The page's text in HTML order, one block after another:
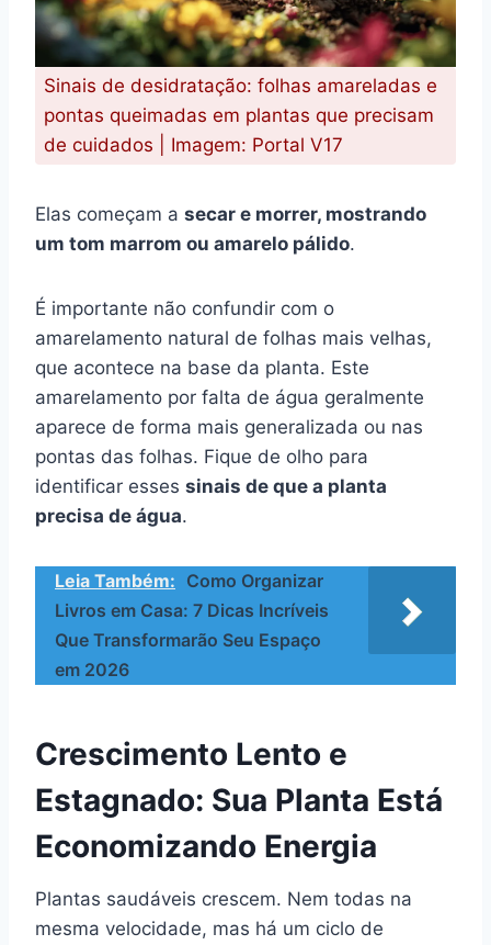
Sinais de desidratação: folhas amareladas e
pontas queimadas em plantas que precisam
de cuidados | Imagem: Portal V17
Elas começam a secar e morrer, mostrando
um tom marrom ou amarelo pálido.
É importante não confundir com o
amarelamento natural de folhas mais velhas,
que acontece na base da planta. Este
amarelamento por falta de água geralmente
aparece de forma mais generalizada ou nas
pontas das folhas. Fique de olho para
identificar esses sinais de que a planta
precisa de água.
Leia Também: Como Organizar
Livros em Casa: 7 Dicas Incríveis
Que Transformarão Seu Espaço
em 2026
Crescimento Lento e
Estagnado: Sua Planta Está
Economizando Energia
Plantas saudáveis crescem. Nem todas na
mesma velocidade, mas há um ciclo de